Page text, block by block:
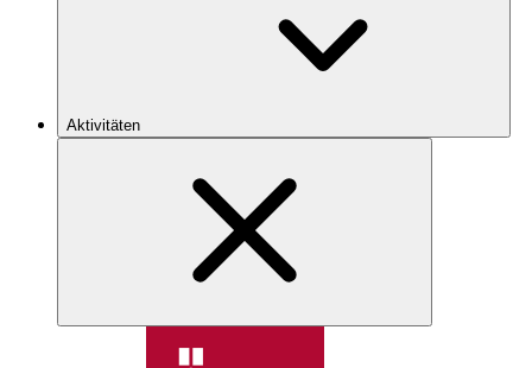
Aktivitäten